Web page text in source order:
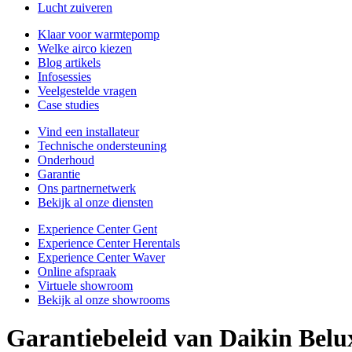
Lucht zuiveren
Klaar voor warmtepomp
Welke airco kiezen
Blog artikels
Infosessies
Veelgestelde vragen
Case studies
Vind een installateur
Technische ondersteuning
Onderhoud
Garantie
Ons partnernetwerk
Bekijk al onze diensten
Experience Center Gent
Experience Center Herentals
Experience Center Waver
Online afspraak
Virtuele showroom
Bekijk al onze showrooms
Garantiebeleid van Daikin